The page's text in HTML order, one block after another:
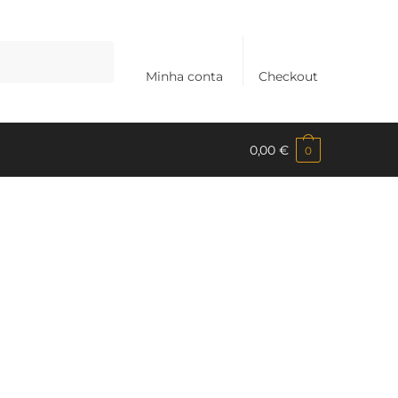
Minha conta Checkout
0,00 € 0